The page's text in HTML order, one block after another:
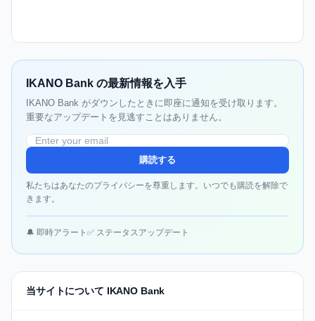
IKANO Bank の最新情報を入手
IKANO Bank がダウンしたときに即座に通知を受け取ります。
重要なアップデートを見逃すことはありません。
購読する
私たちはあなたのプライバシーを尊重します。いつでも購読を解除で
きます。
🔔 即時アラート ✅ ステータスアップデート
当サイトについて IKANO Bank